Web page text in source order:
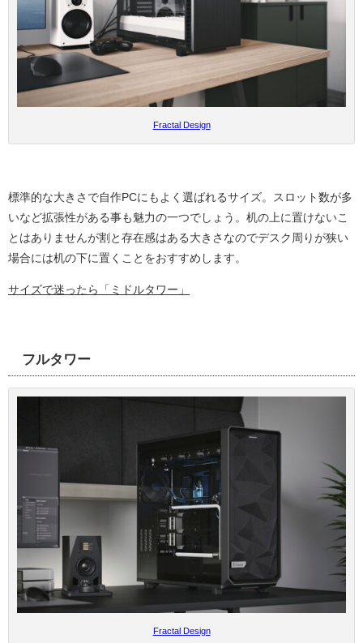
Fractal Design
標準的な大きさで自作PCにもよく選ばれるサイズ。スロット数が多
いなど拡張性がある事も魅力の一つでしょう。机の上に置けないこ
とはありませんが割と存在感はある大きさなのでデスク周りが狭い
場合には机の下に置くことをおすすめします。
サイズで迷ったら「ミドルタワー」
フルタワー
Fractal Design